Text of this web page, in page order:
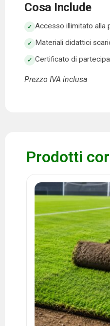
Cosa Include
Accesso illimitato alla
Materiali didattici
Certificato di
Prezzo IVA inclusa
Prodotti